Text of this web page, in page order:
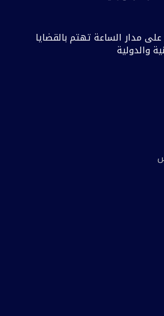
مدار الساعة تهتم بالقضايا
والدولية